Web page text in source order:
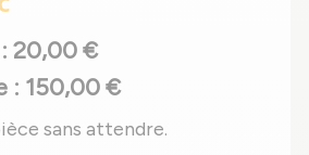
20,00 €
: 150,00 €
sans attendre.